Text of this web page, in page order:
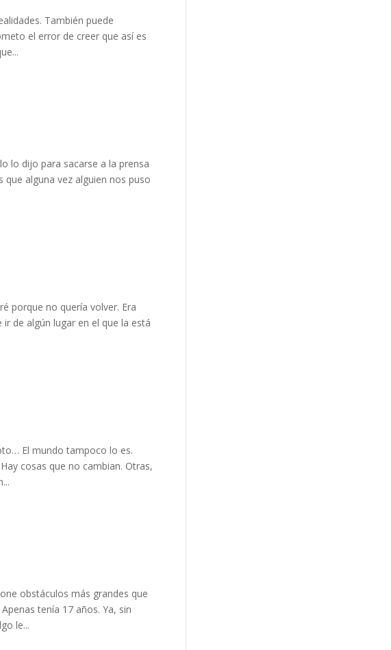
También puede
el error de creer que así es
lo dijo para sacarse a la prensa
alguna vez alguien nos puso
porque no quería volver. Era
de algún lugar en el que la está
El mundo tampoco lo es.
cosas que no cambian. Otras,
obstáculos más grandes que
tenía 17 años. Ya, sin
le...